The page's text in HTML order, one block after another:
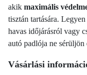
akik maximális
tisztán tartására.
havas időjárásról vagy
autó padlója ne
Vásárlási